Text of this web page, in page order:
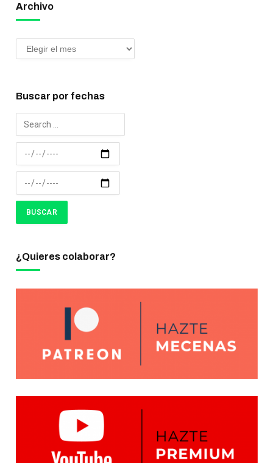
Archivo
Buscar por fechas
¿Quieres colaborar?